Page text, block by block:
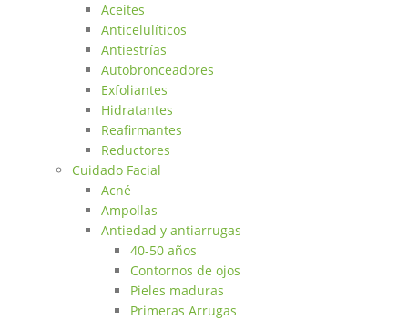
Aceites
Anticelulíticos
Antiestrías
Autobronceadores
Exfoliantes
Hidratantes
Reafirmantes
Reductores
Cuidado Facial
Acné
Ampollas
Antiedad y antiarrugas
40-50 años
Contornos de ojos
Pieles maduras
Primeras Arrugas